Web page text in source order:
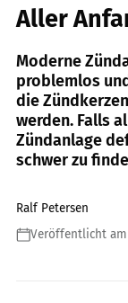
Aller
Moderne
problemlos
die
werden. Falls
Zündanlage
schwer zu
Ralf Petersen
Veröffentlicht am